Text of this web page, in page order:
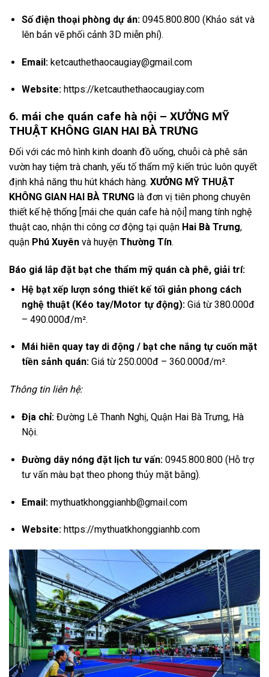
Số điện thoại phòng dự án:0945.800.800 (Khảo sát và
lên bản vẽ phối cảnh 3D miễn phí).
Email:ketcauthethaocaugiay@gmail.com
Website:https://ketcauthethaocaugiay.com
6. mái che quán cafe hà nội – XƯỞNG MỸ
THUẬT KHÔNG GIAN HAI BÀ TRƯNG
Đối với các mô hình kinh doanh đồ uống, chuỗi cà phê sân
vườn hay tiệm trà chanh, yếu tố thẩm mỹ kiến trúc luôn quyết
định khả năng thu hút khách hàng. XƯỞNG MỸ THUẬT
KHÔNG GIAN HAI BÀ TRƯNG là đơn vị tiên phong chuyên
thiết kế hệ thống [mái che quán cafe hà nội] mang tính nghệ
thuật cao, nhận thi công cơ động tại quận Hai Bà Trưng,
quận Phú Xuyên và huyện Thường Tín.
Báo giá lắp đặt bạt che thẩm mỹ quán cà phê, giải trí:
Hệ bạt xếp lượn sóng thiết kế tối giản phong cách
nghệ thuật (Kéo tay/Motor tự động):Giá từ 380.000đ
– 490.000đ/m².
Mái hiên quay tay di động / bạt che nắng tự cuốn mặt
tiền sảnh quán:Giá từ 250.000đ – 360.000đ/m².
Thông tin liên hệ:
Địa chỉ:Đường Lê Thanh Nghị, Quận Hai Bà Trưng, Hà
Nội.
Đường dây nóng đặt lịch tư vấn:0945.800.800 (Hỗ trợ
tư vấn màu bạt theo phong thủy mặt bằng).
Email:mythuatkhonggianhb@gmail.com
Website:https://mythuatkhonggianhb.com